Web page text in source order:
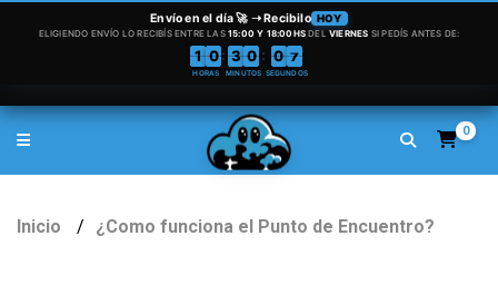
0
Inicio ¿Como funciona el Punto de Encuentro?